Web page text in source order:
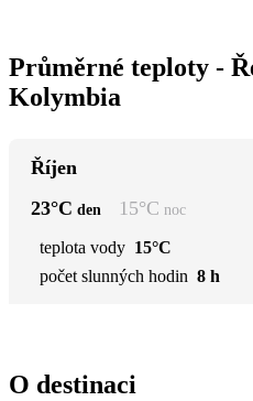
Průměrné teploty -
Kolymbia
Říjen
23°C den 15°C noc
teplota vody 15°C
počet slunných hodin 8 h
O destinaci